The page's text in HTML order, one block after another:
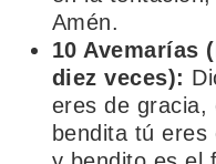
Amén.
10 Avemarías
diez veces):
eres de gracia,
bendita tú